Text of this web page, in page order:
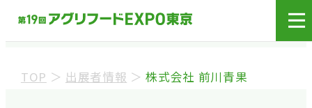
展示会場への入場には
来場登録が必要です。
TOP ＞ 出展者情報 ＞ 株式会社 前川青果